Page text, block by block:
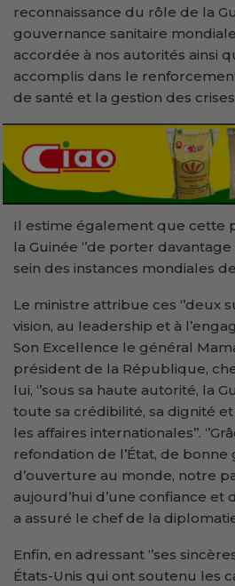
reconnaissance du rôle de la
gouvernance sanitaire
accordée à nos autorités ainsi
accomplis dans le
de santé et la gestion des crises
Il estime également que cette
la Guinée ‘’de porter
sein des instances mondiales de
Le ministre attribue ces ‘’deux
vision, au leadership et à
Son Excellence le général
président de la République, chef
lui, ‘’sous sa haute autorité, la
toute sa crédibilité, sa dignité
les affaires internationales’’.
refondation de l’État, de
d’ouverture au monde, notre
aujourd’hui d’une confiance et
a assuré le chef de la
Enfin, en adressant ‘’ses
États-Unis qui ont soutenu les